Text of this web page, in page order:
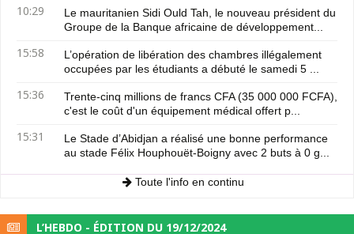
10:29
Le mauritanien Sidi Ould Tah, le nouveau président du
Groupe de la Banque africaine de développement...
15:58
L’opération de libération des chambres illégalement
occupées par les étudiants a débuté le samedi 5 ...
15:36
Trente-cinq millions de francs CFA (35 000 000 FCFA),
c'est le coût d'un équipement médical offert p...
15:31
Le Stade d’Abidjan a réalisé une bonne performance
au stade Félix Houphouët-Boigny avec 2 buts à 0 g...
Toute l'info en continu
L’HEBDO - ÉDITION DU 19/12/2024